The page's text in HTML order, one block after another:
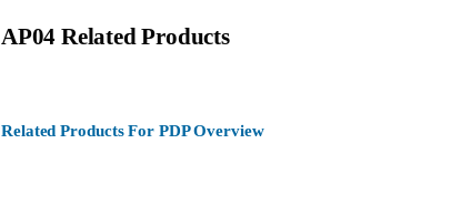
AP04 Related Products
Related Products For PDP Overview